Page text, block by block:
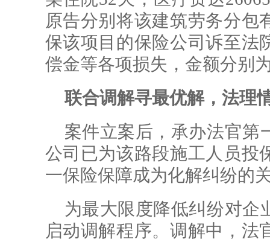
原告分别将该建筑劳务分包
保该项目的保险公司诉至法
偿金等各项损失，金额分别
联合调解寻最优解，法理
案件立案后，承办法官第
公司已为该路段施工人员投
一保险保障成为化解纠纷的
为最大限度降低纠纷对企
启动调解程序。调解中，法